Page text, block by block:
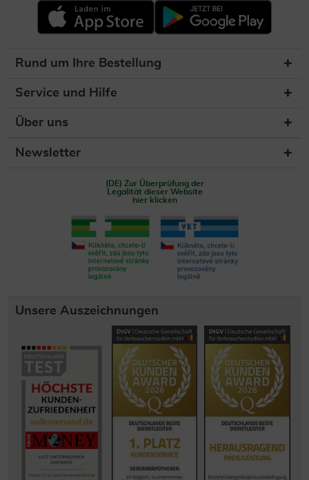
Rund um Ihre Bestellung
Service und Hilfe
Über uns
Newsletter
(DE) Zur Überprüfung der
Legalität dieser Website
hier klicken
Unsere Auszeichnungen